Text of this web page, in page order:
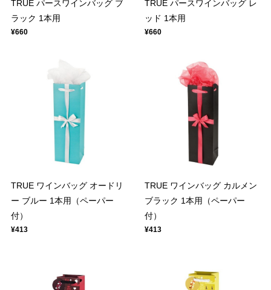
TRUE パースワインバッグ ブ
ラック 1本用
¥660
TRUE パースワインバッグ レ
ッド 1本用
¥660
TRUE ワインバッグ オードリ
ー ブルー 1本用（ペーパー
付）
¥413
TRUE ワインバッグ カルメン
ブラック 1本用（ペーパー
付）
¥413